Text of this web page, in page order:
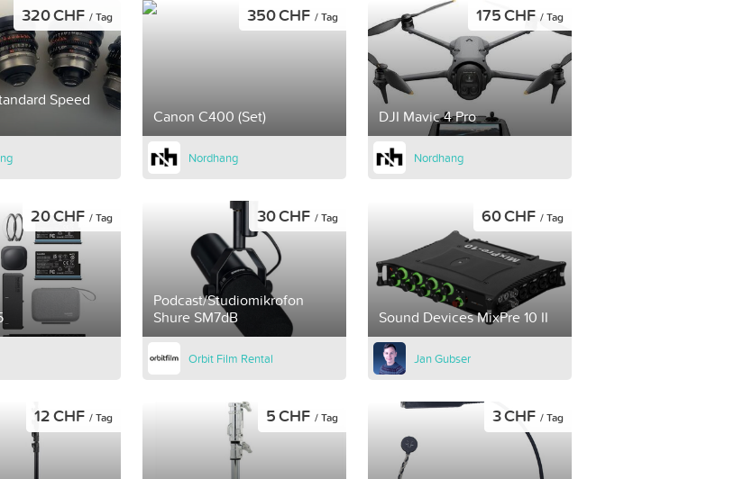
Speed
320 CHF / Tag
Canon C400 (Set)
350 CHF / Tag
Nordhang
DJI Mavic 4 Pro
175 CHF / Tag
Nordhang
20 CHF / Tag
Podcast/Studiomikrofon
Shure SM7dB
30 CHF / Tag
Orbit Film Rental
Sound Devices MixPre 10 II
60 CHF / Tag
Jan Gubser
12 CHF / Tag 5 CHF / Tag 3 CHF / Tag